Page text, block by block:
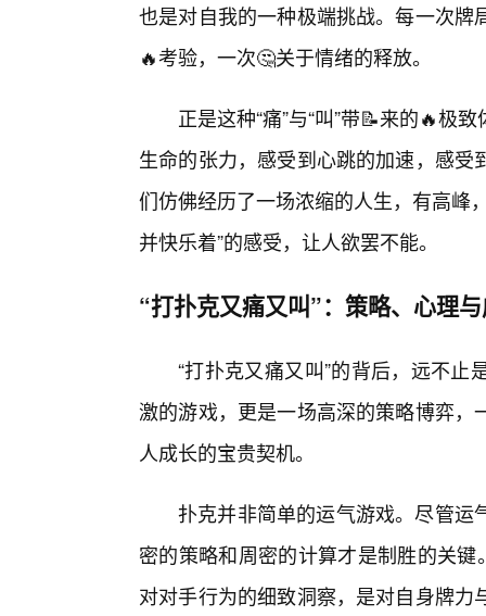
也是对自我的一种极端挑战。每一次
🔥考验，一次🤔关于情绪的释放。
正是这种“痛”与“叫”带📝来的🔥极
生命的张力，感受到心跳的加速，感
们仿佛经历了一场浓缩的人生，有高峰
并快乐着”的感受，让人欲罢不能。
“打扑克又痛又叫”：策略、心理
“打扑克又痛又叫”的背后，远不
激的游戏，更是一场高深的策略博弈
人成长的宝贵契机。
扑克并非简单的运气游戏。尽管运
密的策略和周密的计算才是制胜的关
对对手行为的细致洞察，是对自身牌